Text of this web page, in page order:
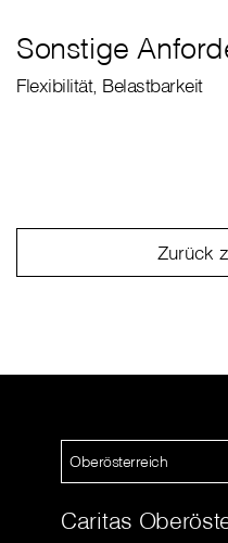
Sonstige
Flexibilität, Belastbarkeit
Zurück
Oberösterreich
Caritas